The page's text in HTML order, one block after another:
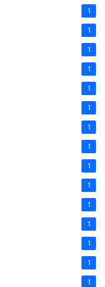
1
1
1
1
1
1
1
1
1
1
1
1
1
1
1